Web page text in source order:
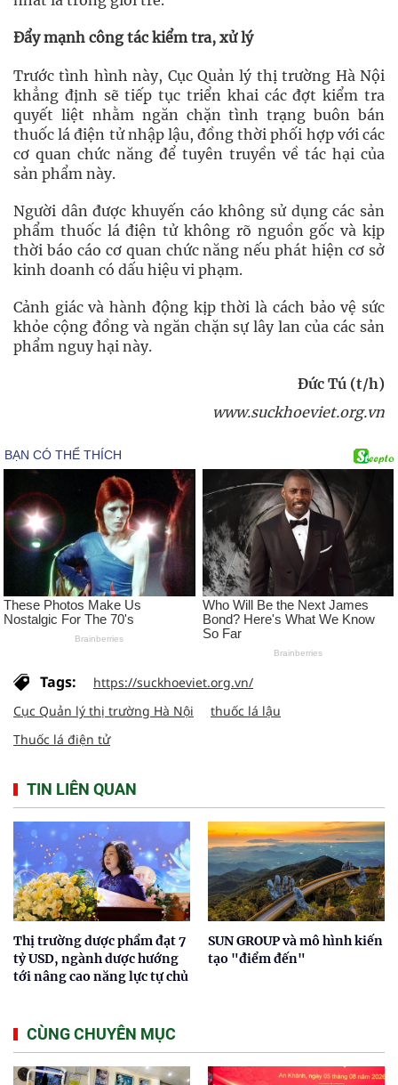
Đẩy mạnh công tác kiểm tra, xử lý
Trước tình hình này, Cục Quản lý thị trường Hà Nội
khẳng định sẽ tiếp tục triển khai các đợt kiểm tra
quyết liệt nhằm ngăn chặn tình trạng buôn bán
thuốc lá điện tử nhập lậu, đồng thời phối hợp với các
cơ quan chức năng để tuyên truyền về tác hại của
sản phẩm này.
Người dân được khuyến cáo không sử dụng các sản
phẩm thuốc lá điện tử không rõ nguồn gốc và kịp
thời báo cáo cơ quan chức năng nếu phát hiện cơ sở
kinh doanh có dấu hiệu vi phạm.
Cảnh giác và hành động kịp thời là cách bảo vệ sức
khỏe cộng đồng và ngăn chặn sự lây lan của các sản
phẩm nguy hại này.
Đức Tú (t/h)
www.suckhoeviet.org.vn
Tags:
https://suckhoeviet.org.vn/
Cục Quản lý thị trường Hà Nội
thuốc lá lậu
Thuốc lá điện tử
TIN LIÊN QUAN
Thị trường dược phẩm đạt 7
tỷ USD, ngành dược hướng
tới nâng cao năng lực tự chủ
SUN GROUP và mô hình kiến
tạo "điểm đến"
CÙNG CHUYÊN MỤC